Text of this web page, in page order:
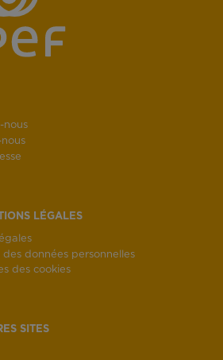
nous
LÉGALES
des données personnelles
des cookies
SITES